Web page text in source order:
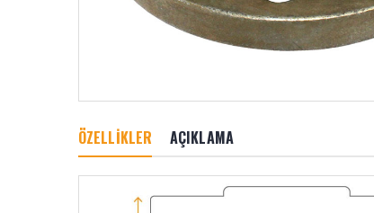
ÖZELLİKLER AÇIKLAMA